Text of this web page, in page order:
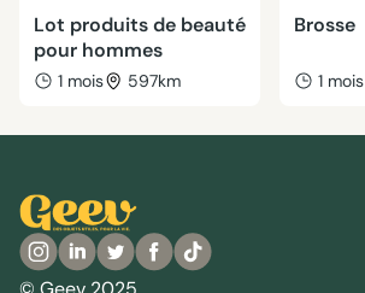
Lot produits de beauté
pour hommes
1 mois 597km
Brosse
1 mois